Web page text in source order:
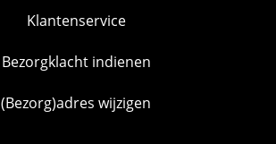
Klantenservice
Bezorgklacht indienen
(Bezorg)adres wijzigen